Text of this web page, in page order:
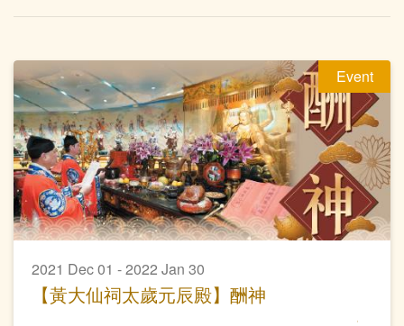
Event
2021 Dec 01 - 2022 Jan 30
【黃大仙祠太歲元辰殿】酬神